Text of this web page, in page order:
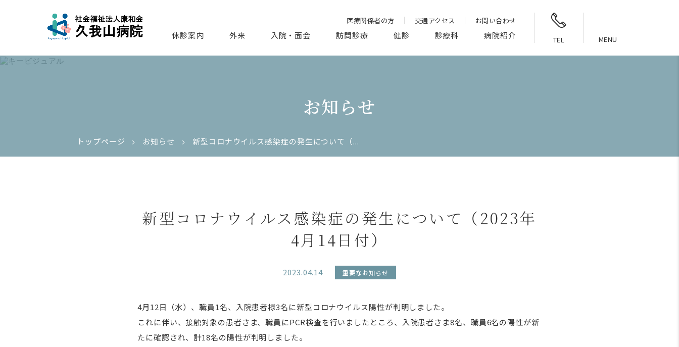
医療関係者の方 交通アクセス お問い合わせ
休診案内 外来 入院・面会 訪問診療 健診 診療科 病院紹介 TEL MENU
お知らせ
トップページ お知らせ 新型コロナウイルス感染症の発生について（...
新型コロナウイルス感染症の発生について（2023年
4月14日付）
2023.04.14 重要なお知らせ
4月12日（水）、職員1名、入院患者様3名に新型コロナウイルス陽性が判明しました。
これに伴い、接触対象の患者さま、職員にPCR検査を行いましたところ、入院患者さま8名、職員6名の陽性が新
たに確認され、計18名の陽性が判明しました。